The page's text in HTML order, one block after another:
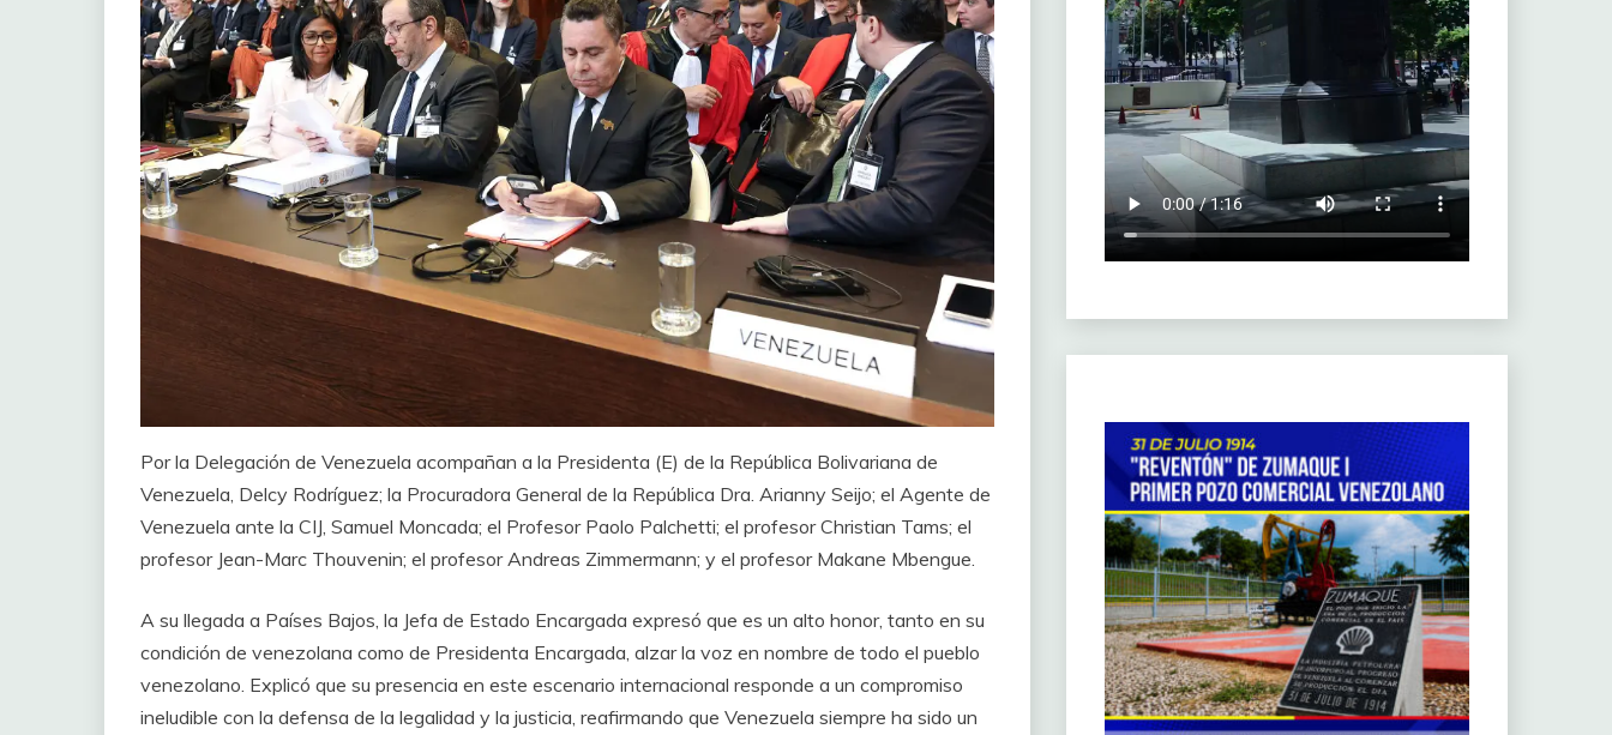
Por la Delegación de Venezuela acompañan a la Presidenta (E) de la República Bolivariana de
Venezuela, Delcy Rodríguez; la Procuradora General de la República Dra. Arianny Seijo; el Agente de
Venezuela ante la CIJ, Samuel Moncada; el Profesor Paolo Palchetti; el profesor Christian Tams; el
profesor Jean-Marc Thouvenin; el profesor Andreas Zimmermann; y el profesor Makane Mbengue.
A su llegada a Países Bajos, la Jefa de Estado Encargada expresó que es un alto honor, tanto en su
condición de venezolana como de Presidenta Encargada, alzar la voz en nombre de todo el pueblo
venezolano. Explicó que su presencia en este escenario internacional responde a un compromiso
ineludible con la defensa de la legalidad y la justicia, reafirmando que Venezuela siempre ha sido un